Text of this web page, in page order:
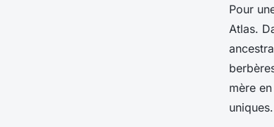
Pour
Atlas.
mère
uniques.